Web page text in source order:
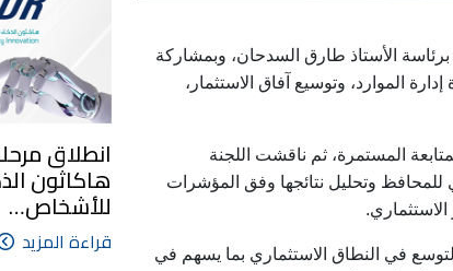
الاستثمار والموارد اجتماعها الثامن للدورة السادسة (الأول للعام 2026م)، برئاسة الأستاذ طارق السدحان، وبمشاركة
الموارد، وتوسيع آفاق الاستثمار،
المستمرة، ثم ناقشت اللجنة
وتحليل نتائجها وفق المؤشرات
.
في النطاق الاستثماري بما يسهم في
انطلاق
هاكاثون
للأشخاص…
قراءة المزيد